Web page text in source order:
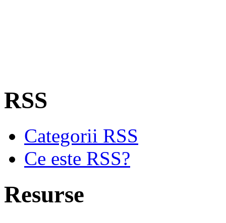
RSS
Categorii RSS
Ce este RSS?
Resurse